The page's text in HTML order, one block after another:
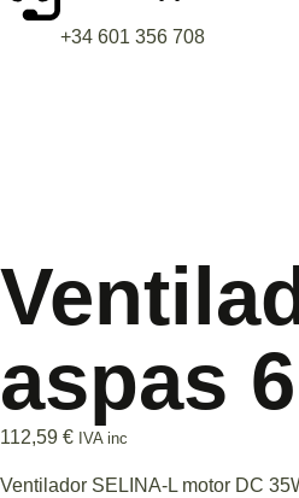
+34 601 356 708
aspas
112,59 € IVA inc
Ventilador SELINA-L motor DC